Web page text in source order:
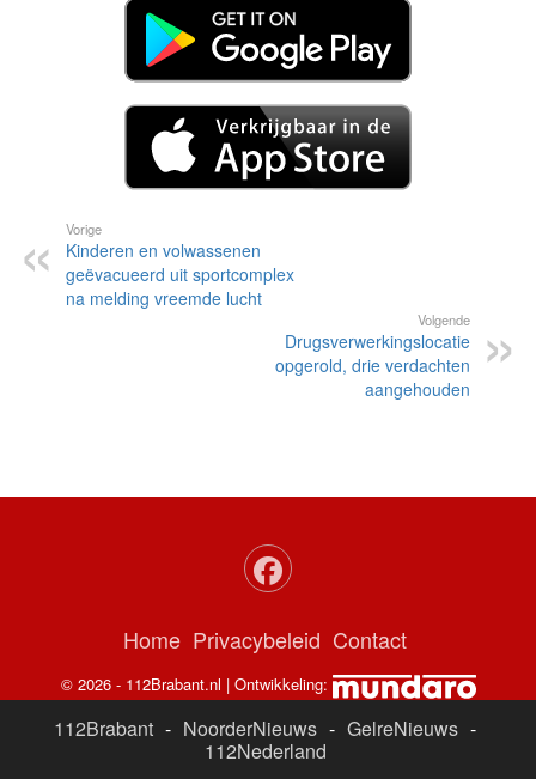
Vorige
Kinderen en volwassenen
geëvacueerd uit sportcomplex
na melding vreemde lucht
Volgende
Drugsverwerkingslocatie
opgerold, drie verdachten
aangehouden
Home Privacybeleid Contact
© 2026 - 112Brabant.nl | Ontwikkeling:
112Brabant - NoorderNieuws - GelreNieuws -
112Nederland